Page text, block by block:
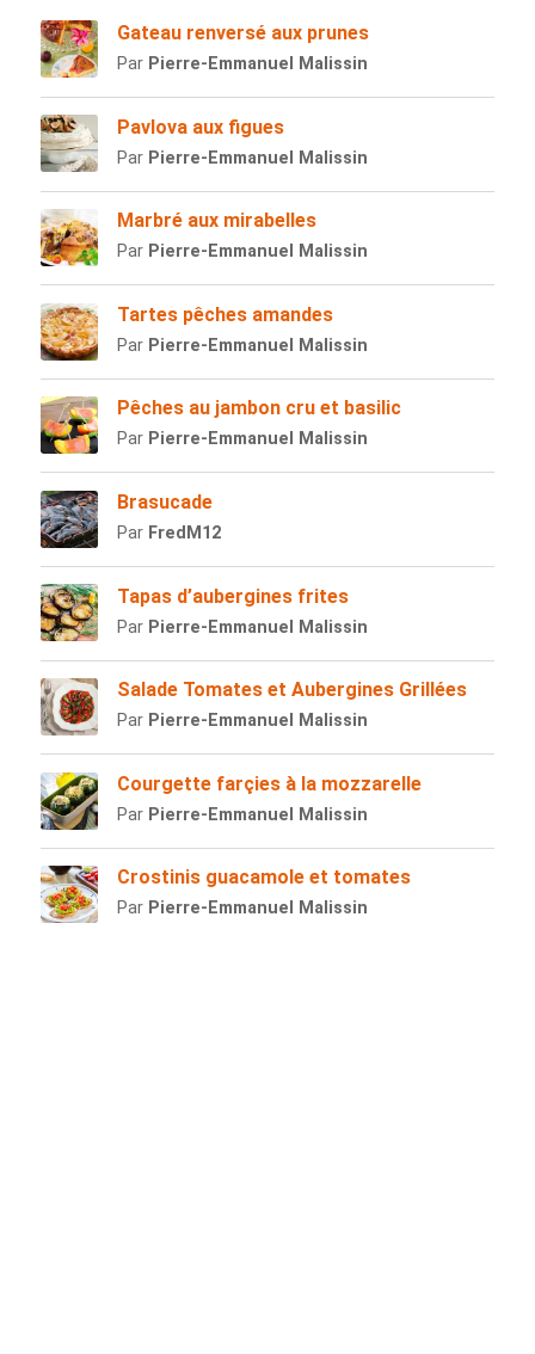
Gateau renversé aux prunes
Par Pierre-Emmanuel Malissin
Pavlova aux figues
Par Pierre-Emmanuel Malissin
Marbré aux mirabelles
Par Pierre-Emmanuel Malissin
Tartes pêches amandes
Par Pierre-Emmanuel Malissin
Pêches au jambon cru et basilic
Par Pierre-Emmanuel Malissin
Brasucade
Par FredM12
Tapas d’aubergines frites
Par Pierre-Emmanuel Malissin
Salade Tomates et Aubergines Grillées
Par Pierre-Emmanuel Malissin
Courgette farçies à la mozzarelle
Par Pierre-Emmanuel Malissin
Crostinis guacamole et tomates
Par Pierre-Emmanuel Malissin